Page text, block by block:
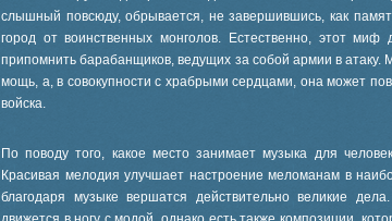
слышный повсюду, обрывается, не завершившись, как
город от воинственных монголов. Естественно, этот
припомнить барабанщиков, ведущих за собой армии в атаку.
мощь, а, в совокупности с храбрыми сердцами, она может
войска.
По поводу того, какое место занимает музыка для
Красивая мелодия улучшает настроение меломанам в
благодаря музыке вершатся действительно великие